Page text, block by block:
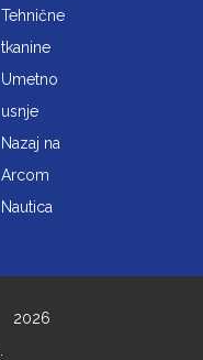
Tehnične
tkanine
Umetno
usnje
Nazaj na
Arcom
Nautica
2026